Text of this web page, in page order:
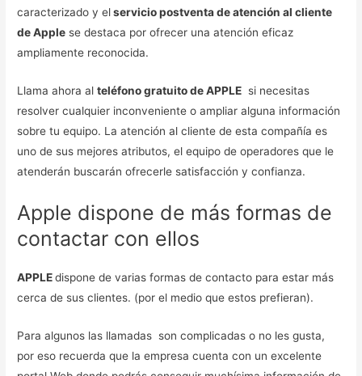
caracterizado y elservicio postventa de atención al cliente
de Apple se destaca por ofrecer una atención eficaz
ampliamente reconocida.
Llama ahora alteléfono gratuito de APPLE si necesitas
resolver cualquier inconveniente o ampliar alguna información
sobre tu equipo. La atención al cliente de esta compañía es
uno de sus mejores atributos, el equipo de operadores que le
atenderán buscarán ofrecerle satisfacción y confianza.
Apple dispone de más formas de
contactar con ellos
APPLEdispone de varias formas de contacto para estar más
cerca de sus clientes. (por el medio que estos prefieran).
Para algunos las llamadas son complicadas o no les gusta,
por eso recuerda que la empresa cuenta con un excelente